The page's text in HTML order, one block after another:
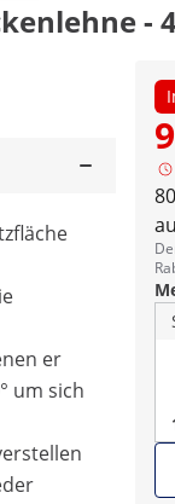
-
er
um sich